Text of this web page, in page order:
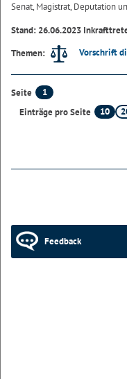
Senat, Magistrat, Deputation
Stand: 26.06.2023
Themen:
Vorschrift
Seite
1
Einträge pro Seite
10
Feedback